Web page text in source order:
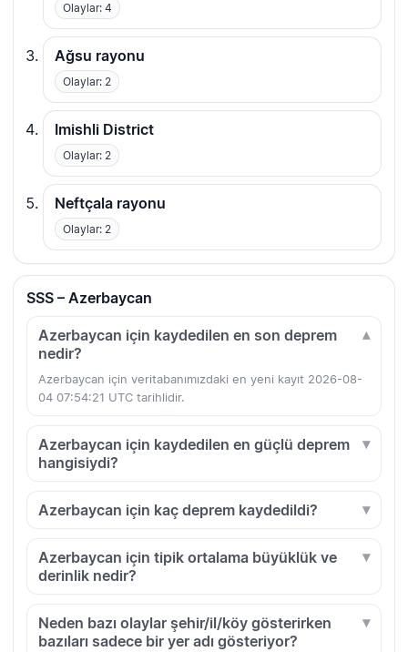
Olaylar: 4
Ağsu rayonu
Olaylar: 2
Imishli District
Olaylar: 2
Neftçala rayonu
Olaylar: 2
SSS – Azerbaycan
Azerbaycan için kaydedilen en son deprem
nedir?
Azerbaycan için veritabanımızdaki en yeni kayıt 2026-08-
04 07:54:21 UTC tarihlidir.
Azerbaycan için kaydedilen en güçlü deprem
hangisiydi?
Azerbaycan için kaç deprem kaydedildi?
Azerbaycan için tipik ortalama büyüklük ve
derinlik nedir?
Neden bazı olaylar şehir/il/köy gösterirken
bazıları sadece bir yer adı gösteriyor?